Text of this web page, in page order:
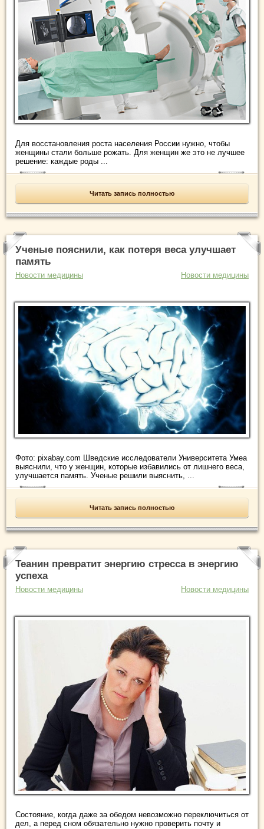
Для восстановления роста населения России нужно, чтобы
женщины стали больше рожать. Для женщин же это не лучшее
решение: каждые роды ...
Читать запись полностью
Ученые пояснили, как потеря веса улучшает
память
Новости медицины Новости медицины
Фото: pixabay.com Шведские исследователи Университета Умеа
выяснили, что у женщин, которые избавились от лишнего веса,
улучшается память. Ученые решили выяснить, ...
Читать запись полностью
Теанин превратит энергию стресса в энергию
успеха
Новости медицины Новости медицины
Состояние, когда даже за обедом невозможно переключиться от
дел, а перед сном обязательно нужно проверить почту и